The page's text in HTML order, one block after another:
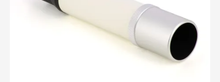
Accessoires pour montures
Têtes
Pièces détachées